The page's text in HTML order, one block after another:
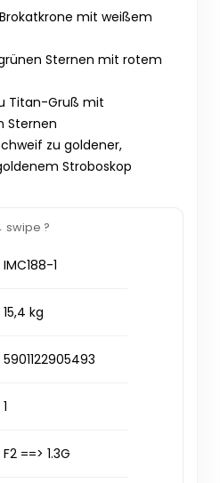
mit weißem
Sternen mit rotem
Titan-Gruß mit
Sternen
zu goldener,
Stroboskop
IMC188-1
15,4 kg
5901122905493
1
F2 ==> 1.3G